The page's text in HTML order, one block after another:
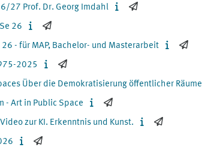
27 Prof. Dr. Georg Imdahl
26
- für MAP, Bachelor- und Masterarbeit
2025
Über die Demokratisierung öffentlicher Räume
- Art in Public Space
zur KI. Erkenntnis und Kunst.